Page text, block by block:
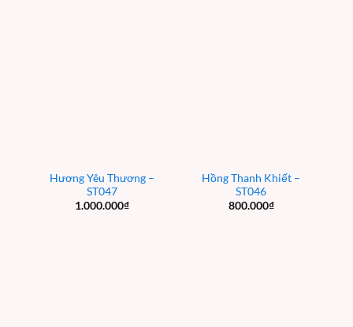
Hương Yêu Thương –
ST047
1.000.000₫
Hồng Thanh Khiết –
ST046
800.000₫